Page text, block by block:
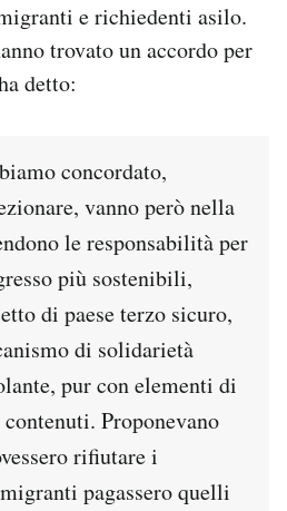
e richiedenti asilo.
trovato un accordo per
detto:
concordato,
vanno però nella
le responsabilità per
più sostenibili,
di paese terzo sicuro,
di solidarietà
pur con elementi di
Proponevano
rifiutare i
pagassero quelli